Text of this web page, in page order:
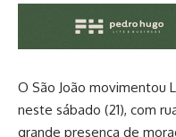
O São João movimentou
neste sábado (21), com
grande presença de